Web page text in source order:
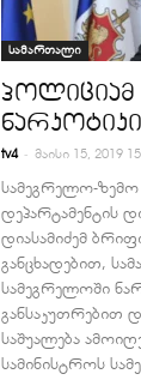
სამართალი
tv4 - მაისი 15, 2019
სამეგრელო-ზემო
დეპარტამენტის
დიასამიძემ
განცხადებით,
სამეგრელოში
განსაკუთრებით
საშუალება
სამინისტროს